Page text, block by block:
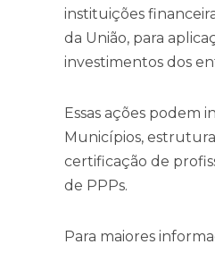
instituições
da União, para
investimentos dos
Essas ações podem
Municípios,
certificação de
de PPPs.
Para maiores